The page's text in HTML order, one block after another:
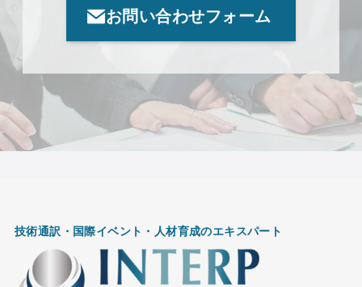
お問い合わせフォーム
技術通訳・国際イベント・ 人材育成のエキスパート